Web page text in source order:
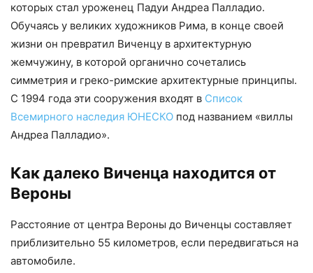
которых стал уроженец Падуи Андреа Палладио.
Обучаясь у великих художников Рима, в конце своей
жизни он превратил Виченцу в архитектурную
жемчужину, в которой органично сочетались
симметрия и греко-римские архитектурные принципы.
С 1994 года эти сооружения входят в Список
Всемирного наследия ЮНЕСКО под названием «виллы
Андреа Палладио».
Как далеко Виченца находится от
Вероны
Расстояние от центра Вероны до Виченцы составляет
приблизительно 55 километров, если передвигаться на
автомобиле.